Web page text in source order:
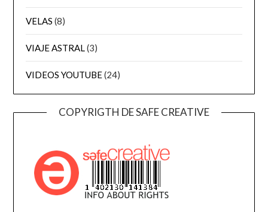
VELAS (8)
VIAJE ASTRAL(3)
VIDEOS YOUTUBE(24)
COPYRIGTH DE SAFE CREATIVE